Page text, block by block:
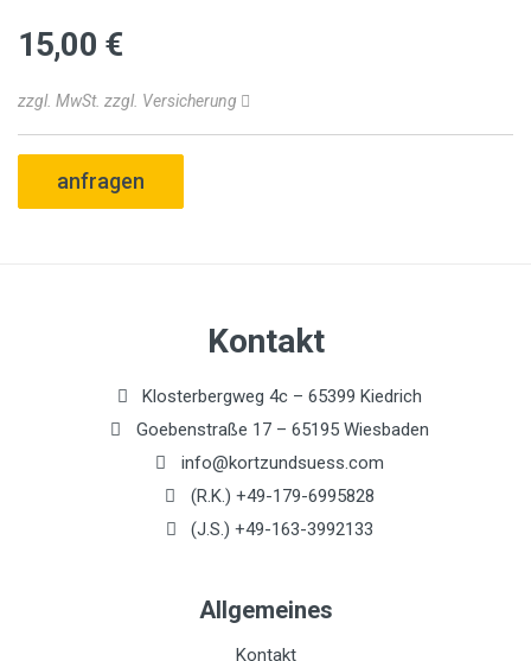
15,00 €
zzgl. MwSt. zzgl. Versicherung
anfragen
Kontakt
Klosterbergweg 4c – 65399 Kiedrich
Goebenstraße 17 – 65195 Wiesbaden
info@kortzundsuess.com
(R.K.) +49-179-6995828
(J.S.) +49-163-3992133
Allgemeines
Kontakt